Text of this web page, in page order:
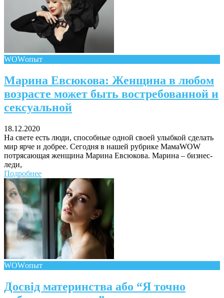
WOWопыт
Марина Евсюкова: Женщина в любом
возрасте может быть востребованной и
сексуальной
18.12.2020
На свете есть люди, способные одной своей улыбкой сделать
мир ярче и добрее. Сегодня в нашей рубрике МамаWOW
потрясающая женщина Марина Евсюкова. Марина – бизнес-
леди,
Подробнее
WOWопыт
Досвід материнства або “Я точно